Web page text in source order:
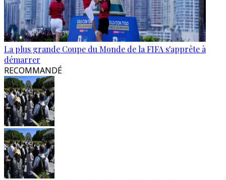
La plus grande Coupe du Monde de la FIFA s'apprête à
démarrer
RECOMMANDÉ